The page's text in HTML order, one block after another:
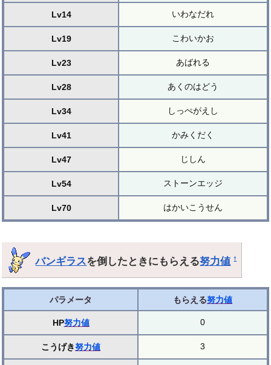
Lv14 いわなだれ
Lv19 こわいかお
Lv23 あばれる
Lv28 あくのはどう
Lv34 しっぺがえし
Lv41 かみくだく
Lv47 じしん
Lv54 ストーンエッジ
Lv70 はかいこうせん
バンギラスを倒したときにもらえる努力値 †
パラメータ もらえる努力値
HP努力値 0
こうげき努力値 3